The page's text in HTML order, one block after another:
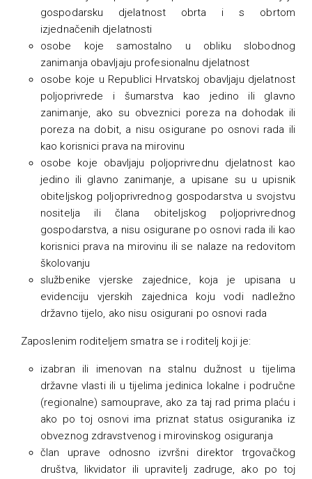
gospodarsku djelatnost obrta i s obrtom
izjednačenih djelatnosti
osobe koje samostalno u obliku slobodnog
zanimanja obavljaju profesionalnu djelatnost
osobe koje u Republici Hrvatskoj obavljaju djelatnost
poljoprivrede i šumarstva kao jedino ili glavno
zanimanje, ako su obveznici poreza na dohodak ili
poreza na dobit, a nisu osigurane po osnovi rada ili
kao korisnici prava na mirovinu
osobe koje obavljaju poljoprivrednu djelatnost kao
jedino ili glavno zanimanje, a upisane su u upisnik
obiteljskog poljoprivrednog gospodarstva u svojstvu
nositelja ili člana obiteljskog poljoprivrednog
gospodarstva, a nisu osigurane po osnovi rada ili kao
korisnici prava na mirovinu ili se nalaze na redovitom
školovanju
službenike vjerske zajednice, koja je upisana u
evidenciju vjerskih zajednica koju vodi nadležno
državno tijelo, ako nisu osigurani po osnovi rada
Zaposlenim roditeljem smatra se i roditelj koji je:
izabran ili imenovan na stalnu dužnost u tijelima
državne vlasti ili u tijelima jedinica lokalne i područne
(regionalne) samouprave, ako za taj rad prima plaću i
ako po toj osnovi ima priznat status osiguranika iz
obveznog zdravstvenog i mirovinskog osiguranja
član uprave odnosno izvršni direktor trgovačkog
društva, likvidator ili upravitelj zadruge, ako po toj